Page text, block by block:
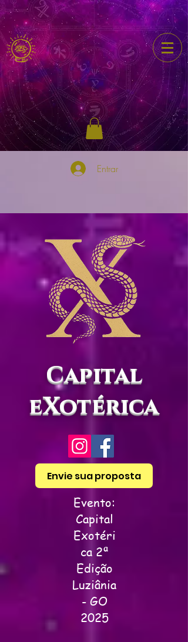
Entrar
Capital
eXotérica
Envie sua proposta
Evento:
Capital
Exotéri
ca 2ª
Edição
Luziânia
- GO
2025